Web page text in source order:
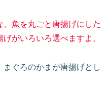
魚を丸ごと唐揚げにした
がいろいろ選べますよ。
ぐろのかまが唐揚げとし